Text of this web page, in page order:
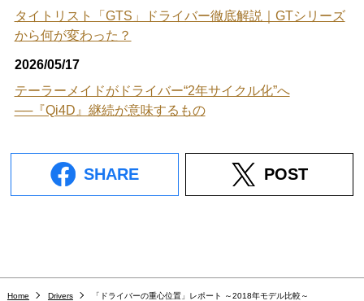
タイトリスト「GTS」ドライバー徹底解説｜GTシリーズ
から何が変わった？
2026/05/17
テーラーメイドがドライバー“2年サイクル化”へ
──『Qi4D』継続が意味するもの
SHARE POST
Home Drivers 「ドライバーの重心位置」レポート ～2018年モデル比較～